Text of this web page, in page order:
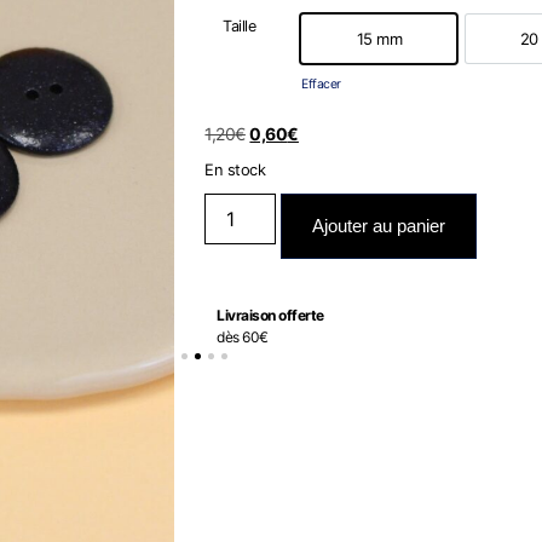
Taille
15 mm 20
Effacer
1,20€ 0,60€
En stock
Ajouter au panier
Livraison offerte
dès 60€